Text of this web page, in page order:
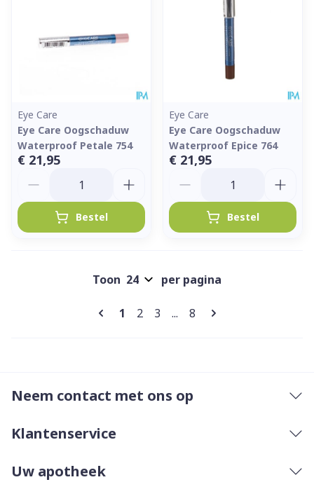
Eye Care
Eye Care Oogschaduw
Waterproof Petale 754
€ 21,95
Bestel
Eye Care
Eye Care Oogschaduw
Waterproof Epice 764
€ 21,95
Bestel
Pagina's
U lees momenteel pagina
1 Pagina
2 Pagina
3 ... Pagina
8
Toon per pagina
Neem contact met ons op
Klantenservice
Uw apotheek